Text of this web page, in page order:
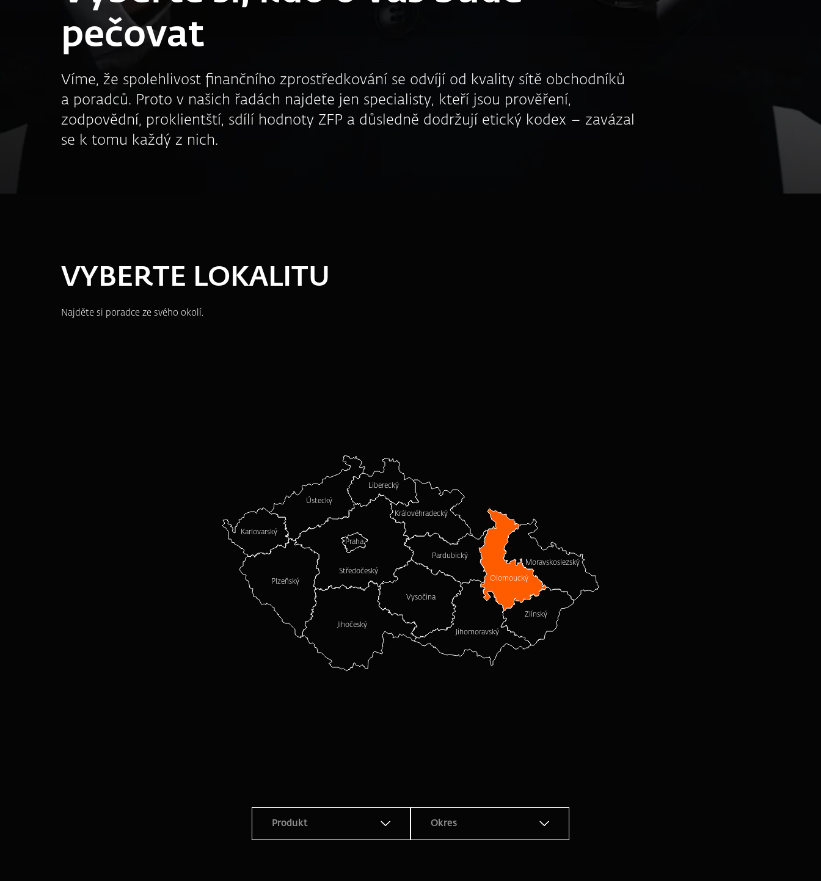
pečovat
Víme, že spolehlivost finančního zprostředkování se odvíjí od kvality sítě obchodníků
a poradců. Proto v našich řadách najdete jen specialisty, kteří jsou prověření,
zodpovědní, proklientští, sdílí hodnoty ZFP a důsledně dodržují etický kodex – zavázal
se k tomu každý z nich.
VYBERTE LOKALITU
Najděte si poradce ze svého okolí.
Praha
Jihomoravský
Karlovarský
Jihočeský
Středočeský
Zlínský
Ústecký
Vysočina
Liberecký
Olomoucký
Pardubický
Moravskoslezský
Královéhradecký
Plzeňský
Produkt Okres